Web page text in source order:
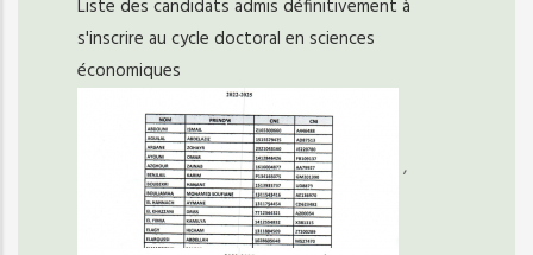
Liste des candidats admis définitivement à
s'inscrire au cycle doctoral en sciences
économiques
,